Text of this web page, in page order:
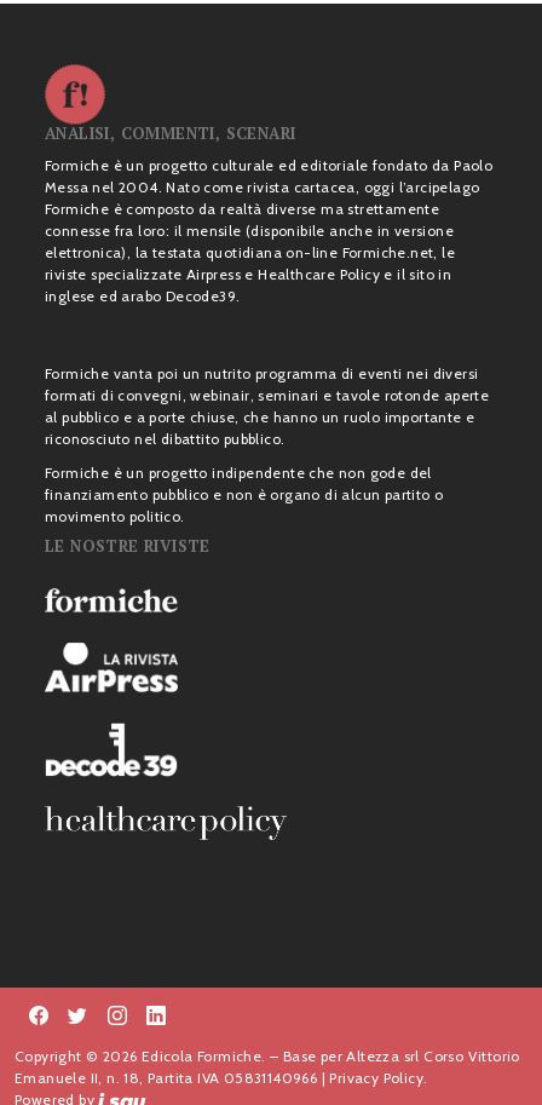
ANALISI, COMMENTI, SCENARI
Formiche è un progetto culturale ed editoriale fondato da Paolo
Messa nel 2004. Nato come rivista cartacea, oggi l’arcipelago
Formiche è composto da realtà diverse ma strettamente
connesse fra loro: il mensile (disponibile anche in versione
elettronica), la testata quotidiana on-line Formiche.net, le
riviste specializzate Airpress e Healthcare Policy e il sito in
inglese ed arabo Decode39.
Formiche vanta poi un nutrito programma di eventi nei diversi
formati di convegni, webinair, seminari e tavole rotonde aperte
al pubblico e a porte chiuse, che hanno un ruolo importante e
riconosciuto nel dibattito pubblico.
Formiche è un progetto indipendente che non gode del
finanziamento pubblico e non è organo di alcun partito o
movimento politico.
LE NOSTRE RIVISTE
Copyright © 2026 Edicola Formiche. – Base per Altezza srl Corso Vittorio
Emanuele II, n. 18, Partita IVA 05831140966 |Privacy Policy.
Powered by